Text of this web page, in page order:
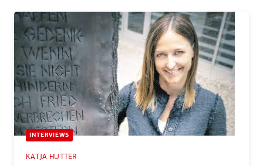
INTERVIEWS
KATJA HUTTER